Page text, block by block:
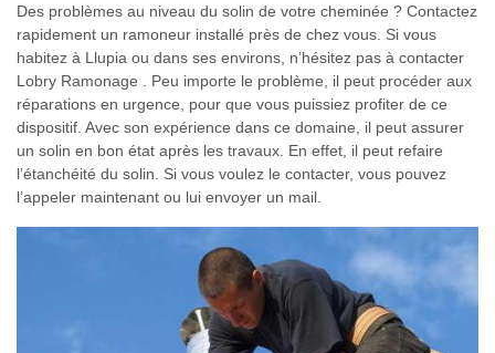
Des problèmes au niveau du solin de votre cheminée ? Contactez
rapidement un ramoneur installé près de chez vous. Si vous
habitez à Llupia ou dans ses environs, n’hésitez pas à contacter
Lobry Ramonage . Peu importe le problème, il peut procéder aux
réparations en urgence, pour que vous puissiez profiter de ce
dispositif. Avec son expérience dans ce domaine, il peut assurer
un solin en bon état après les travaux. En effet, il peut refaire
l’étanchéité du solin. Si vous voulez le contacter, vous pouvez
l’appeler maintenant ou lui envoyer un mail.